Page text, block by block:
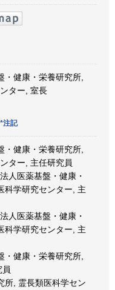
・健康・栄養研究所,
ター, 室長
*注記
・健康・栄養研究所,
ター, 主任研究員
人医薬基盤・健康・
科学研究センター, 主
人医薬基盤・健康・
科学研究センター, 主
・健康・栄養研究所,
所, 霊長類医科学セン